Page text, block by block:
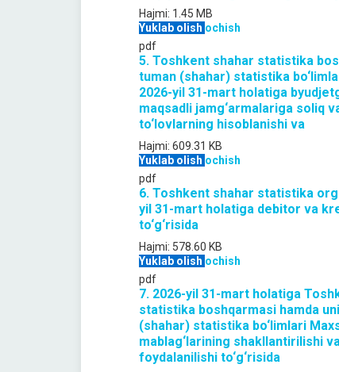
Hajmi: 1.45 MB
Yuklab olish ochish
pdf
5. Toshkent shahar statistika
tuman (shahar) statistika
2026-yil 31-mart holatiga
maqsadli jamg‘armalariga soliq
to‘lovlarning hisoblanishi va
Hajmi: 609.31 KB
Yuklab olish ochish
pdf
6. Toshkent shahar statistika
yil 31-mart holatiga debitor va
to‘g‘risida
Hajmi: 578.60 KB
Yuklab olish ochish
pdf
7. 2026-yil 31-mart holatiga
statistika boshqarmasi hamda
(shahar) statistika bo‘limlari
mablag‘larining shakllantirilishi
foydalanilishi to‘g‘risida